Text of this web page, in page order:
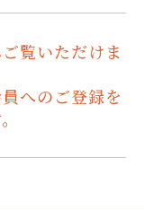
覧いただけま
へのご登録を